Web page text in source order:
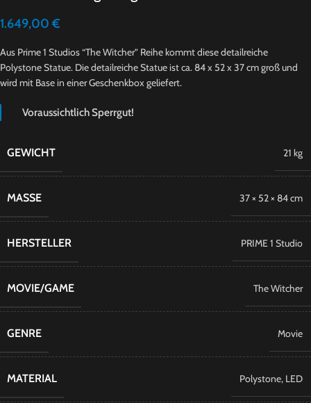
1.649,00 €
Aus Prime 1 Studios “The Witcher” Reihe kommt diese detailreiche
Polystone Statue. Die detailreiche Statue ist ca. 84 x 52 x 37 cm groß und
wird mit Base in einer Geschenkbox geliefert.
Voraussichtlich Sperrgut!
GEWICHT 21 kg
MASSE 37 × 52 × 84 cm
HERSTELLER PRIME 1 Studio
MOVIE/GAME The Witcher
GENRE Movie
MATERIAL Polystone, LED